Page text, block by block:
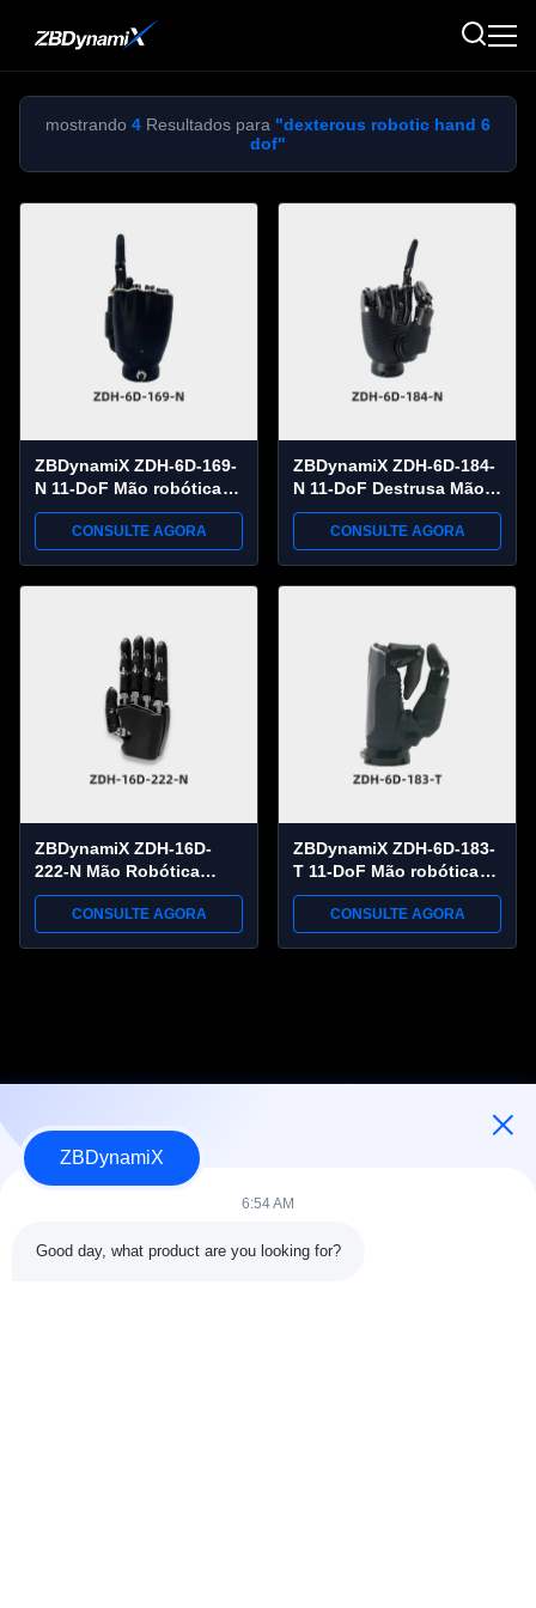
mostrando 4 Resultados para "dexterous robotic hand 6
dof"
ZBDynamiX ZDH-6D-169-
N 11-DoF Mão robótica
hábil | Carga útil máxima
de 25 kg, repetibilidade
de ±0,05 mm
CONSULTE AGORA
ZBDynamiX ZDH-6D-184-
N 11-DoF Destrusa Mão
Robótica 30 kg Máxima
Carga, ±0,05 mm
Repetitividade
CONSULTE AGORA
ZBDynamiX ZDH-16D-
222-N Mão Robótica
Destra 20-DoF | 16 DoF
Ativos, 52 N de Força de
Garra, Comunicação CAN
CONSULTE AGORA
ZBDynamiX ZDH-6D-183-
T 11-DoF Mão robótica
hábil com detecção tátil |
Carga útil máxima de 30
kg, repetibilidade de
CONSULTE AGORA
Designer e fabricante de baterias e atuadores de robôs
humanoides.
ZBDynamiX
6:54 AM
Good day, what product are you looking for?